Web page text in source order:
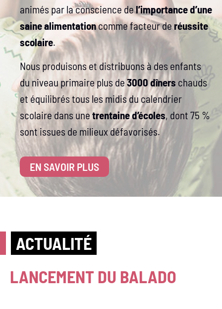
animés par la conscience del’importance d’une
saine alimentationcomme facteur deréussite
scolaire.
Nous produisons et distribuons à des enfants
du niveau primaire plus de 3000 dîners chauds
et équilibrés tous les midis du calendrier
scolaire dans unetrentaine d’écoles, dont 75 %
sont issues de milieux défavorisés.
EN SAVOIR PLUS
ACTUALITÉ
LANCEMENT DU BALADO